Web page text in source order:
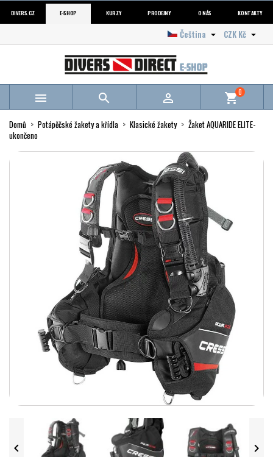
DIVERS.CZ E-SHOP KURZY PRODEJNY O NÁS KONTAKTY
CZK Kč 
Čeština 
   shopping_cart0
Domů Potápěčské žakety a křídla Klasické žakety
Žaket AQUARIDE ELITE-
ukončeno
 